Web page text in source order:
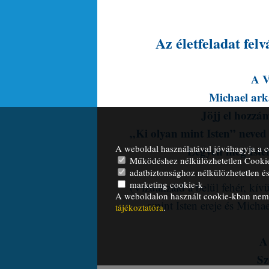
Az életfeladat
A
Michael ark
Jöjj el
„Ki olyan mint Isten” neved
Legyen meg
(Vizualizáld a belül fehér,
amint Isten ereje és
A weboldal használatával jóváhagyja a
Működéshez nélkülözhetetlen
adatbiztonsághoz nélkülözhetetlen
marketing cookie-k
A weboldalon használt cookie-kban
tájékoztatóra.